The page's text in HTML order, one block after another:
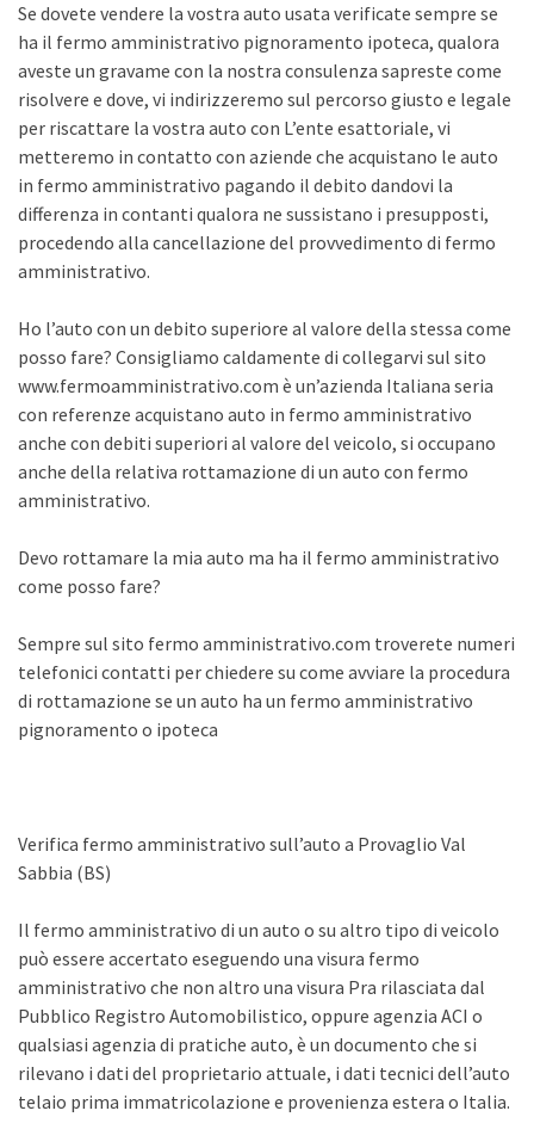
Se dovete vendere la vostra auto usata verificate sempre se
ha il fermo amministrativo pignoramento ipoteca, qualora
aveste un gravame con la nostra consulenza sapreste come
risolvere e dove, vi indirizzeremo sul percorso giusto e legale
per riscattare la vostra auto con L’ente esattoriale, vi
metteremo in contatto con aziende che acquistano le auto
in fermo amministrativo pagando il debito dandovi la
differenza in contanti qualora ne sussistano i presupposti,
procedendo alla cancellazione del provvedimento di fermo
amministrativo.
Ho l’auto con un debito superiore al valore della stessa come
posso fare? Consigliamo caldamente di collegarvi sul sito
www.fermoamministrativo.com è un’azienda Italiana seria
con referenze acquistano auto in fermo amministrativo
anche con debiti superiori al valore del veicolo, si occupano
anche della relativa rottamazione di un auto con fermo
amministrativo.
Devo rottamare la mia auto ma ha il fermo amministrativo
come posso fare?
Sempre sul sito fermo amministrativo.com troverete numeri
telefonici contatti per chiedere su come avviare la procedura
di rottamazione se un auto ha un fermo amministrativo
pignoramento o ipoteca
Verifica fermo amministrativo sull’auto a Provaglio Val
Sabbia (BS)
Il fermo amministrativo di un auto o su altro tipo di veicolo
può essere accertato eseguendo una visura fermo
amministrativo che non altro una visura Pra rilasciata dal
Pubblico Registro Automobilistico, oppure agenzia ACI o
qualsiasi agenzia di pratiche auto, è un documento che si
rilevano i dati del proprietario attuale, i dati tecnici dell’auto
telaio prima immatricolazione e provenienza estera o Italia.